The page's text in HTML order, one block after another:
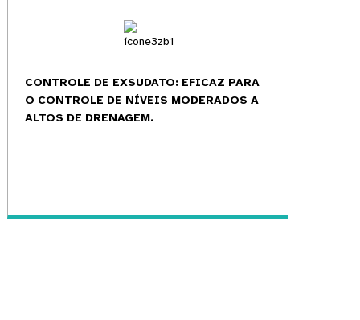
CONTROLE DE EXSUDATO: EFICAZ PARA
O CONTROLE DE NÍVEIS MODERADOS A
ALTOS DE DRENAGEM.